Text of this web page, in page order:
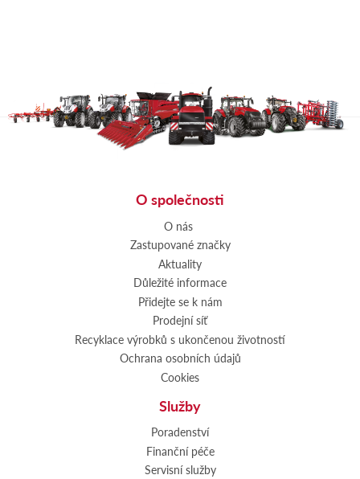
O společnosti
O nás
Zastupované značky
Aktuality
Důležité informace
Přidejte se k nám
Prodejní síť
Recyklace výrobků s ukončenou životností
Ochrana osobních údajů
Cookies
Služby
Poradenství
Finanční péče
Servisní služby